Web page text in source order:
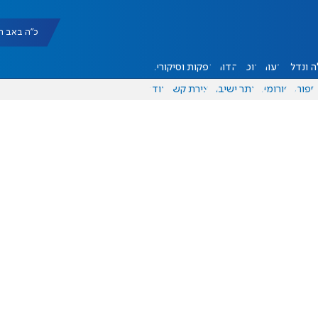
כ"ה באב תשפ"ו
ונדל"ן דעות אוכל יהדות הפקות וסיקורים
ספורט פורומים אתר ישיבה יצירת קשר עוד